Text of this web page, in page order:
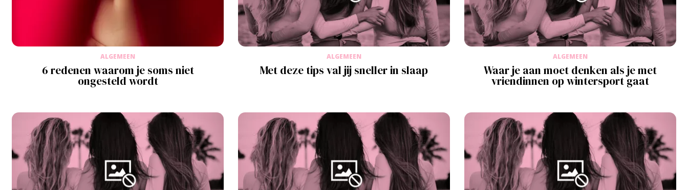
ALGEMEEN
6 redenen waarom je soms niet
ongesteld wordt
ALGEMEEN
Met deze tips val jij sneller in slaap
ALGEMEEN
Waar je aan moet denken als je met
vriendinnen op wintersport gaat